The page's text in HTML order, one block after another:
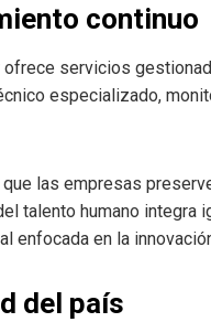
continuo
servicios
especializado,
las empresas
talento humano
enfocada en la
del país